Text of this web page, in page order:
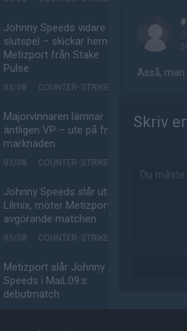
Johnny Speeds vidare till
slutspel – skickar hem
Metizport från Stake
Pulse
03/08 COUNTER-STRIKE
Majorvinnaren lämnar
äntligen VP – ute på fria
marknaden
03/08 COUNTER-STRIKE
Johnny Speeds slår ut
Lilmix, möter Metizport i
avgörande matchen
03/08 COUNTER-STRIKE
Metizport slår Johnny
Speeds i MaiL09:s
debutmatch
Asså,
Skriv